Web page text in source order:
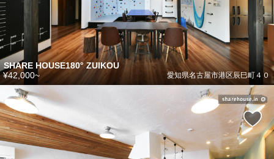
SHARE HOUSE180° ZUIKOU
愛知県名古屋市港区辰巳町４０
¥42,000~